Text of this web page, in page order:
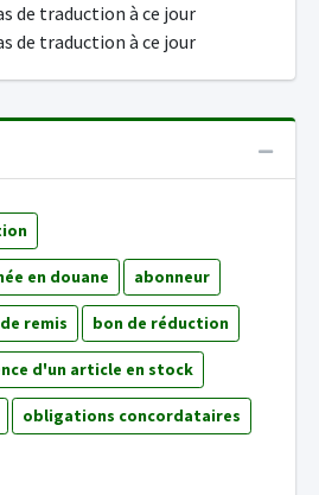
de traduction à ce jour
de traduction à ce jour
en douane abonneur
remis bon de réduction
d'un article en stock
obligations concordataires